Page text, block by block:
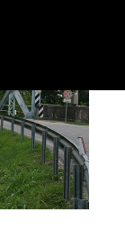
Withdraw
consent